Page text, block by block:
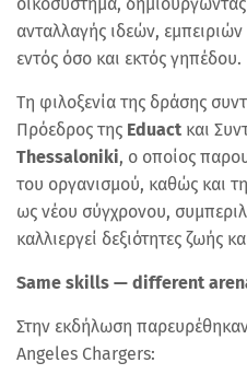
οικοσύστημα,
ανταλλαγής ιδεών,
εντός όσο και εκτός γηπέδου.
Τη φιλοξενία της δράσης
Πρόεδρος της Eduact και
Thessaloniki, ο οποίος
του οργανισμού, καθώς και
ως νέου σύγχρονου,
καλλιεργεί δεξιότητες ζωής
Same skills — different
Στην εκδήλωση
Angeles Chargers: